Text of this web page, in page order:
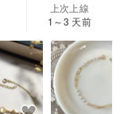
上次上線
1～3 天前